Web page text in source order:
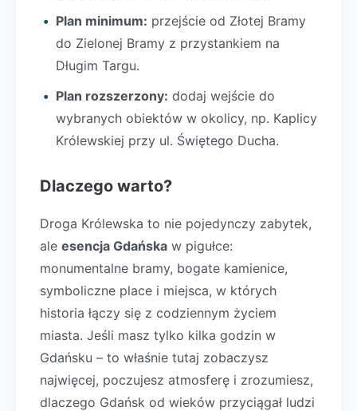
Plan minimum: przejście od Złotej Bramy
do Zielonej Bramy z przystankiem na
Długim Targu.
Plan rozszerzony: dodaj wejście do
wybranych obiektów w okolicy, np. Kaplicy
Królewskiej przy ul. Świętego Ducha.
Dlaczego warto?
Droga Królewska to nie pojedynczy zabytek,
ale esencja Gdańska w pigułce:
monumentalne bramy, bogate kamienice,
symboliczne place i miejsca, w których
historia łączy się z codziennym życiem
miasta. Jeśli masz tylko kilka godzin w
Gdańsku – to właśnie tutaj zobaczysz
najwięcej, poczujesz atmosferę i zrozumiesz,
dlaczego Gdańsk od wieków przyciągał ludzi